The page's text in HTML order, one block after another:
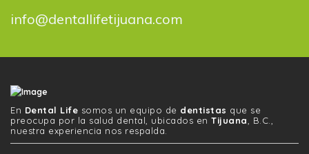
info@dentallifetijuana.com
En Dental Life somos un equipo de dentistas que se
preocupa por la salud dental, ubicados en Tijuana, B.C.,
nuestra experiencia nos respalda.